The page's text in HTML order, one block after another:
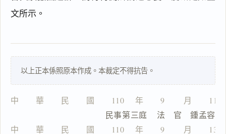
文所示。
以上正本係照原本作成。本裁定不得抗告。
中　　華　　民　　國　　110 　年　　9 　　月　　11
                  民事第三庭    法　官　鍾孟容
中　　華　　民　　國　　110 　年　　9 　　月　　13
鍵
全